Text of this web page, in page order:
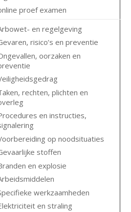
proef examen
en regelgeving
risico’s en preventie
oorzaken en
rechten, plichten en
en instructies,
op noodsituaties
stoffen
en explosie
werkzaamheden
en straling